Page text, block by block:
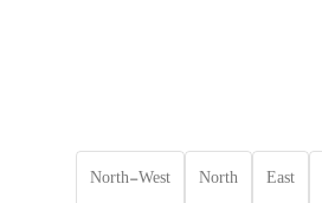
East
North
North-West